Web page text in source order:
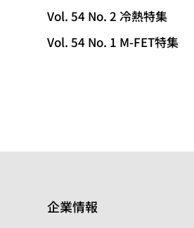
Vol. 54 No. 2 冷熱特集
Vol. 54 No. 1 M-FET特集
企業情報